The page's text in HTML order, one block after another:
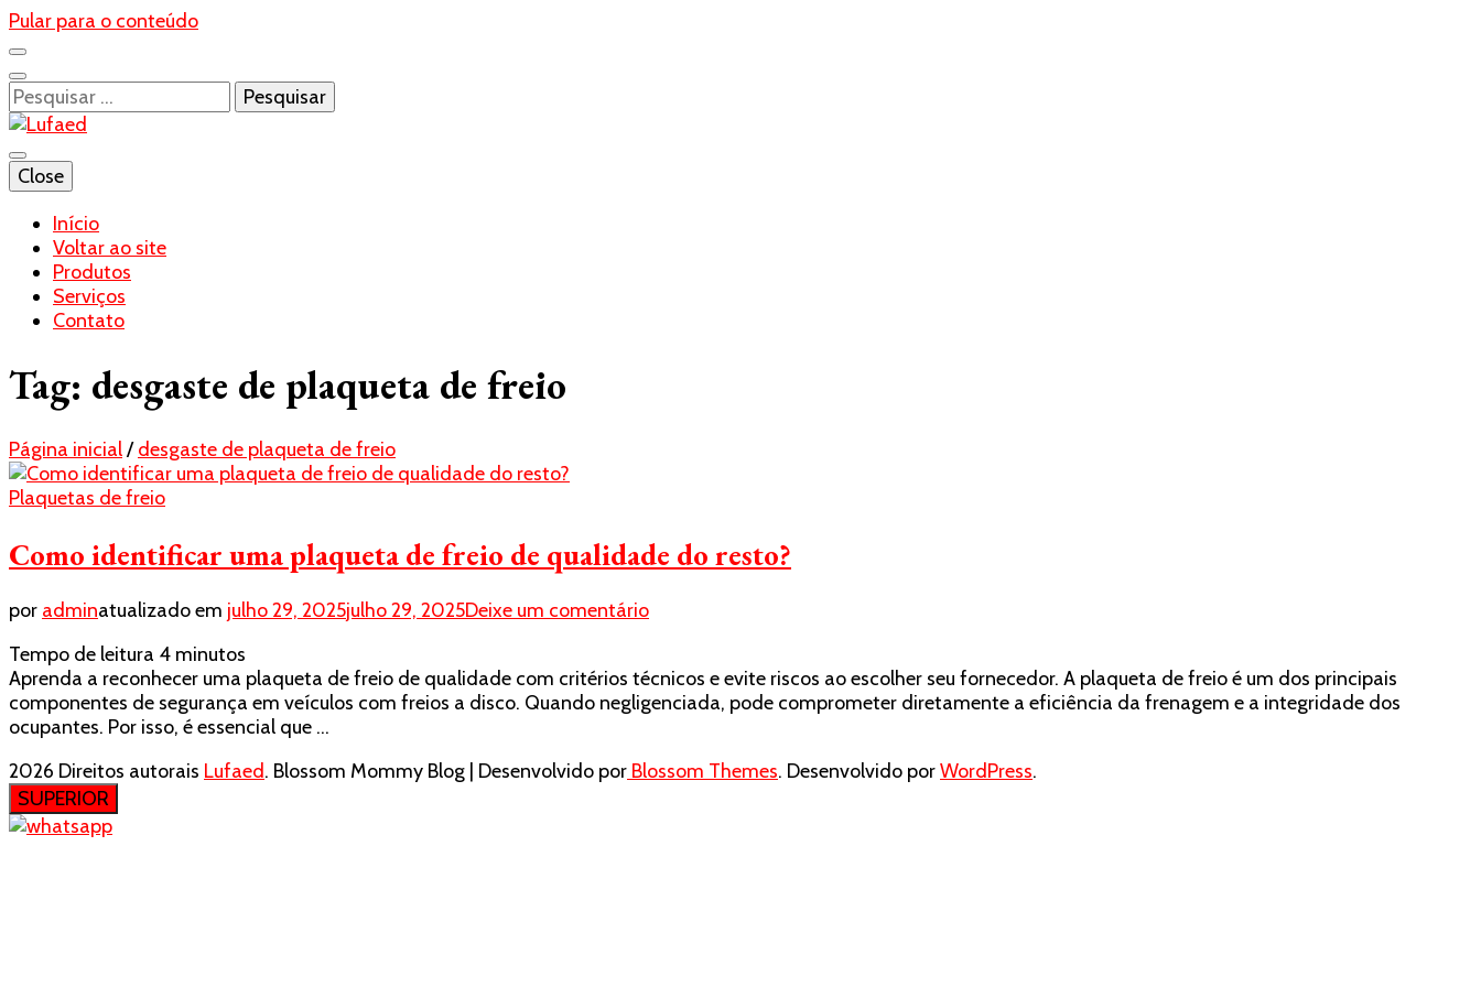
Pular para o conteúdo
Pesquisar
por:
Lufaed
Blog- Lufaed
Close
Início
Voltar ao site
Produtos
Serviços
Contato
Tag: desgaste de plaqueta de freio
Página inicial/ desgaste de plaqueta de freio
Plaquetas de freio
Como identificar uma plaqueta de freio de qualidade do resto?
por adminatualizado em julho 29, 2025julho 29, 2025Deixe um comentárioem
uma
plaqueta
de
Tempo de leitura 4 minutos
Aprenda a reconhecer uma plaqueta de freio de qualidade com critérios técnicos e evite riscos ao escolher seu fornecedor. A plaqueta de freio é um dos principais
componentes de segurança em veículos com freios a disco. Quando negligenciada, pode comprometer diretamente a eficiência da frenagem e a integridade dos
ocupantes. Por isso, é essencial que …
2026 Direitos autorais Lufaed. Blossom Mommy Blog | Desenvolvido por Blossom Themes. Desenvolvido porWordPress.
SUPERIOR